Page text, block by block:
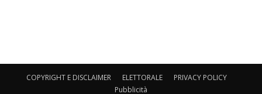
COPYRIGHT E DISCLAIMER ELETTORALE
PRIVACY POLICY
Pubblicità